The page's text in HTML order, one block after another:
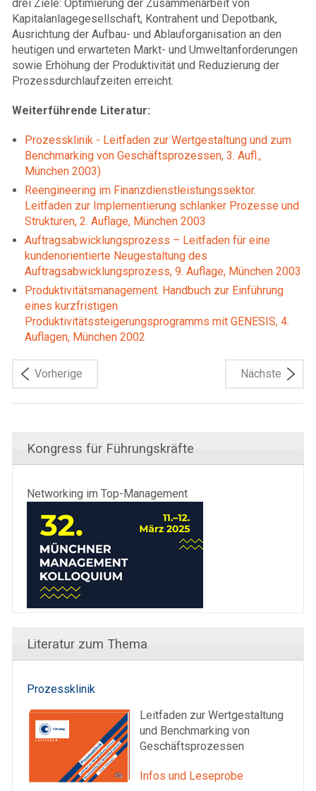
drei Ziele: Optimierung der Zusammenarbeit von
Kapitalanlagegesellschaft, Kontrahent und Depotbank,
Ausrichtung der Aufbau- und Ablauforganisation an den
heutigen und erwarteten Markt- und Umweltanforderungen
sowie Erhöhung der Produktivität und Reduzierung der
Prozessdurchlaufzeiten erreicht.
Weiterführende Literatur:
Prozessklinik - Leitfaden zur Wertgestaltung und zum
Benchmarking von Geschäftsprozessen, 3. Aufl.,
München 2003)
Reengineering im Finanzdienstleistungssektor.
Leitfaden zur Implementierung schlanker Prozesse und
Strukturen, 2. Auflage, München 2003
Auftragsabwicklungsprozess – Leitfaden für eine
kundenorientierte Neugestaltung des
Auftragsabwicklungsprozess, 9. Auflage, München 2003
Produktivitätsmanagement. Handbuch zur Einführung
eines kurzfristigen
Produktivitätssteigerungsprogramms mit GENESIS, 4.
Auflagen, München 2002
Vorherige Nächste
Kongress für Führungskräfte
Networking im Top-Management
Literatur zum Thema
Prozessklinik
Leitfaden zur Wertgestaltung
und Benchmarking von
Geschäftsprozessen
Infos und Leseprobe